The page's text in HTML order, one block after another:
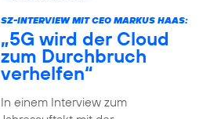
SZ-INTERVIEW MIT CEO MARKUS HAAS:
„5G wird der Cloud
zum Durchbruch
verhelfen“
In einem Interview zum